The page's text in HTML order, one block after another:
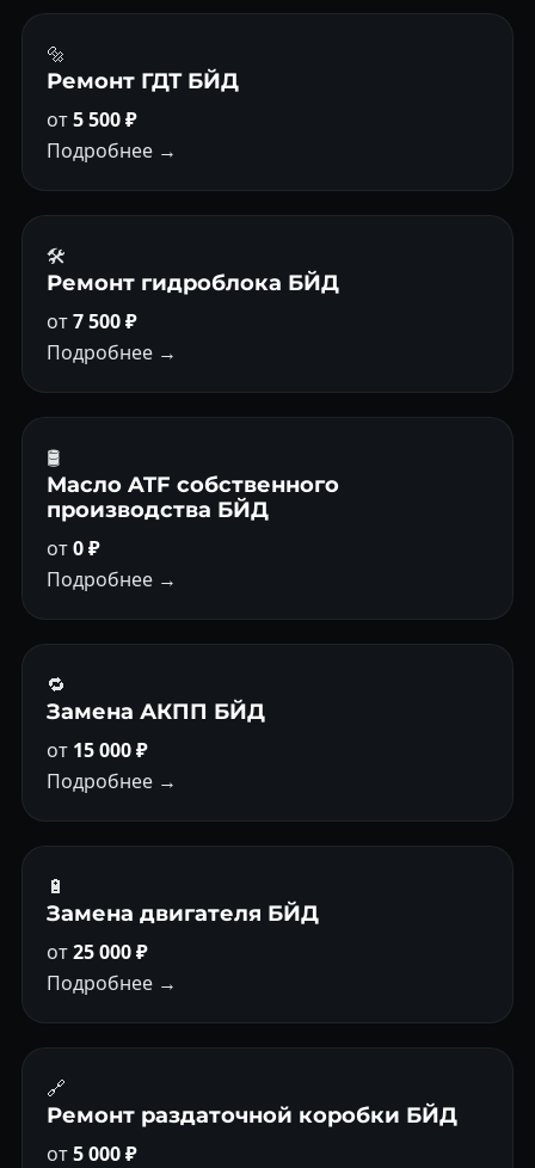
🔩
Ремонт ГДТ БЙД
от5 500 ₽
Подробнее →
🛠️
Ремонт гидроблока БЙД
от7 500 ₽
Подробнее →
🛢
Масло ATF собственного
производства БЙД
от0 ₽
Подробнее →
🔁
Замена АКПП БЙД
от 15 000 ₽
Подробнее →
🔋
Замена двигателя БЙД
от25 000 ₽
Подробнее →
🔗
Ремонт раздаточной коробки БЙД
от5 000 ₽